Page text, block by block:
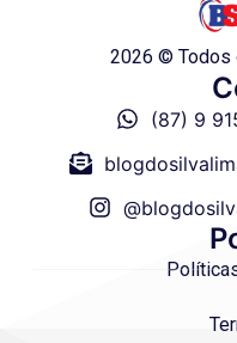
2026 © Todos
(87) 9